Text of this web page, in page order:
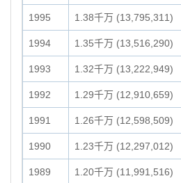
1995 1.38千万 (13,795,311)
1994 1.35千万 (13,516,290)
1993 1.32千万 (13,222,949)
1992 1.29千万 (12,910,659)
1991 1.26千万 (12,598,509)
1990 1.23千万 (12,297,012)
1989 1.20千万 (11,991,516)